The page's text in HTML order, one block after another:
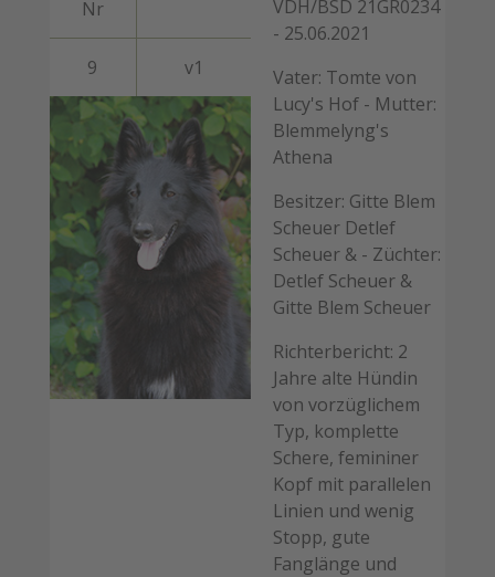
Nr
9 v1
VDH/BSD 21GR0234
- 25.06.2021
Vater: Tomte von
Lucy's Hof - Mutter:
Blemmelyng's
Athena
Besitzer: Gitte Blem
Scheuer Detlef
Scheuer & - Züchter:
Detlef Scheuer &
Gitte Blem Scheuer
Richterbericht: 2
Jahre alte Hündin
von vorzüglichem
Typ, komplette
Schere, femininer
Kopf mit parallelen
Linien und wenig
Stopp, gute
Fanglänge und